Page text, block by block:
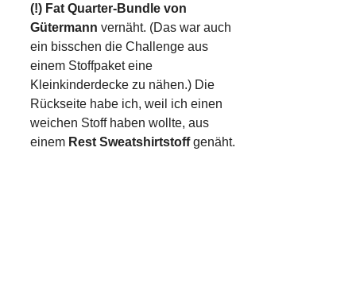
(!) Fat Quarter-Bundle von
Gütermann vernäht. (Das war auch
ein bisschen die Challenge aus
einem Stoffpaket eine
Kleinkinderdecke zu nähen.) Die
Rückseite habe ich, weil ich einen
weichen Stoff haben wollte, aus
einem Rest Sweatshirtstoffgenäht.